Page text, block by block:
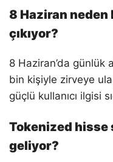
8 Haziran
çıkıyor?
8 Haziran’da günlük
bin kişiyle zirveye
güçlü kullanıcı ilgisi
Tokenized hisse
geliyor?